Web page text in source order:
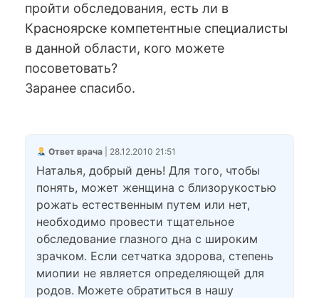
пройти обследования, есть ли в
Красноярске компетентные специалисты
в данной области, кого можете
посоветовать?
Заранее спасибо.
Ответ врача| 28.12.2010 21:51
Наталья, добрый день! Для того, чтобы
понять, может женщина с близорукостью
рожать естественным путем или нет,
необходимо провести тщательное
обследование глазного дна с широким
зрачком. Если сетчатка здорова, степень
миопии не является определяющей для
родов. Можете обратиться в нашу